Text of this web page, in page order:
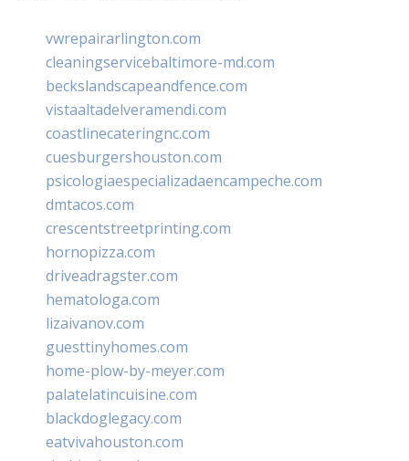
vwrepairarlington.com
cleaningservicebaltimore-md.com
beckslandscapeandfence.com
vistaaltadelveramendi.com
coastlinecateringnc.com
cuesburgershouston.com
psicologiaespecializadaencampeche.com
dmtacos.com
crescentstreetprinting.com
hornopizza.com
driveadragster.com
hematologa.com
lizaivanov.com
guesttinyhomes.com
home-plow-by-meyer.com
palatelatincuisine.com
blackdoglegacy.com
eatvivahouston.com